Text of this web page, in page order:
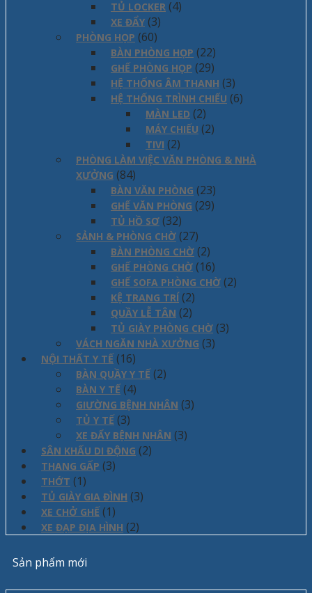
TỦ LOCKER (4)
XE ĐẨY (3)
PHÒNG HỌP (60)
BÀN PHÒNG HỌP (22)
GHẾ PHÒNG HỌP (29)
HỆ THỐNG ÂM THANH (3)
HỆ THỐNG TRÌNH CHIẾU (6)
MÀN LED (2)
MÁY CHIẾU (2)
TIVI (2)
PHÒNG LÀM VIỆC VĂN PHÒNG & NHÀ
XƯỞNG (84)
BÀN VĂN PHÒNG (23)
GHẾ VĂN PHÒNG (29)
TỦ HỒ SƠ (32)
SẢNH & PHÒNG CHỜ (27)
BÀN PHÒNG CHỜ (2)
GHẾ PHÒNG CHỜ (16)
GHẾ SOFA PHÒNG CHỜ (2)
KỆ TRANG TRÍ (2)
QUẦY LỄ TÂN (2)
TỦ GIÀY PHÒNG CHỜ (3)
VÁCH NGĂN NHÀ XƯỞNG (3)
NỘI THẤT Y TẾ (16)
BÀN QUẦY Y TẾ (2)
BÀN Y TẾ (4)
GIƯỜNG BỆNH NHÂN (3)
TỦ Y TẾ (3)
XE ĐẨY BỆNH NHÂN (3)
SÂN KHẤU DI ĐỘNG (2)
THANG GẤP (3)
THỚT (1)
TỦ GIÀY GIA ĐÌNH (3)
XE CHỞ GHẾ (1)
XE ĐẠP ĐỊA HÌNH (2)
Sản phẩm mới